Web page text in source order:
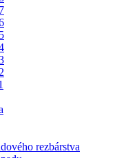
rezbárstva